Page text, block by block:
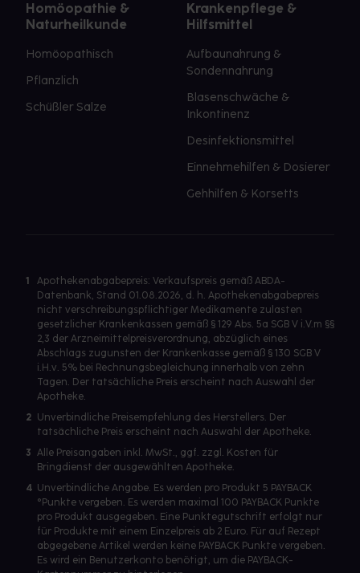
Homöopathie &
Naturheilkunde
Homöopathisch
Pflanzlich
Schüßler Salze
Krankenpflege &
Hilfsmittel
Aufbaunahrung &
Sondennahrung
Blasenschwäche &
Inkontinenz
Desinfektionsmittel
Einnehmehilfen & Dosierer
Gehhilfen & Korsetts
1
Apothekenabgabepreis: Verkaufspreis gemäß ABDA-
Datenbank, Stand 01.08.2026, d. h. Apothekenabgabepreis
nicht verschreibungspflichtiger Medikamente zulasten
gesetzlicher Krankenkassen gemäß § 129 Abs. 5a SGB V i.V.m §§
2,3 der Arzneimittelpreisverordnung, abzüglich eines
Abschlags zugunsten der Krankenkasse gemäß § 130 SGB V
i.H.v. 5% bei Rechnungsbegleichung innerhalb von zehn
Tagen. Der tatsächliche Preis erscheint nach Auswahl der
Apotheke.
2 Unverbindliche Preisempfehlung des Herstellers. Der
tatsächliche Preis erscheint nach Auswahl der Apotheke.
3 Alle Preisangaben inkl. MwSt., ggf. zzgl. Kosten für
Bringdienst der ausgewählten Apotheke.
4 Unverbindliche Angabe. Es werden pro Produkt 5 PAYBACK
°Punkte vergeben. Es werden maximal 100 PAYBACK Punkte
pro Produkt ausgegeben. Eine Punktegutschrift erfolgt nur
für Produkte mit einem Einzelpreis ab 2 Euro. Für auf Rezept
abgegebene Artikel werden keine PAYBACK Punkte vergeben.
Es wird ein Benutzerkonto benötigt, um die PAYBACK-